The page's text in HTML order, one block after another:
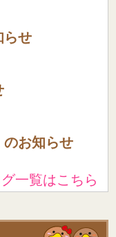
らせ
お知らせ
一覧はこちら